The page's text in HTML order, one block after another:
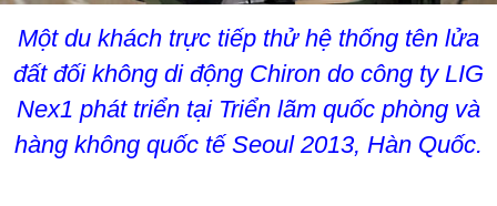
Một du khách trực tiếp thử hệ thống tên lửa
đất đối không di động Chiron do công ty LIG
Nex1 phát triển tại Triển lãm quốc phòng và
hàng không quốc tế Seoul 2013, Hàn Quốc.